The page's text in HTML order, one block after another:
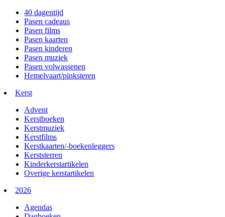
40 dagentijd
Pasen cadeaus
Pasen films
Pasen kaarten
Pasen kinderen
Pasen muziek
Pasen volwassenen
Hemelvaart/pinksteren
Kerst
Advent
Kerstboeken
Kerstmuziek
Kerstfilms
Kerstkaarten/-boekenleggers
Kerststerren
Kinderkerstartikelen
Overige kerstartikelen
2026
Agendas